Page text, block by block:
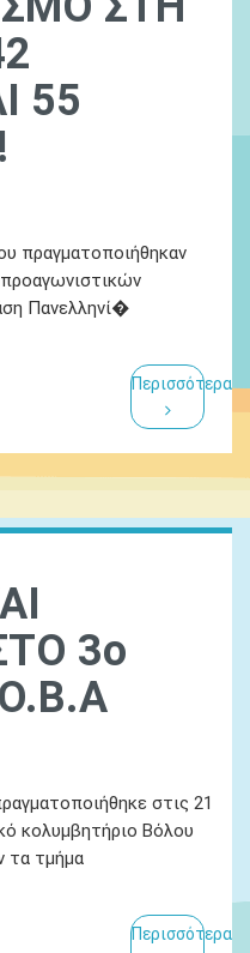
55
πραγματοποιήθηκαν
Πανελληνί�
Περισσότερα
3ο
στις 21
κολυμβητήριο Βόλου
τα τμήμα
Περισσότερα